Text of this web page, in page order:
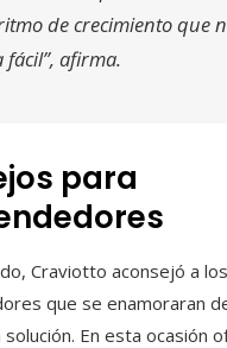
de crecimiento que
fácil”, afirma.
para
Craviotto aconsejó a
que se enamoraran
solución. En esta ocasión